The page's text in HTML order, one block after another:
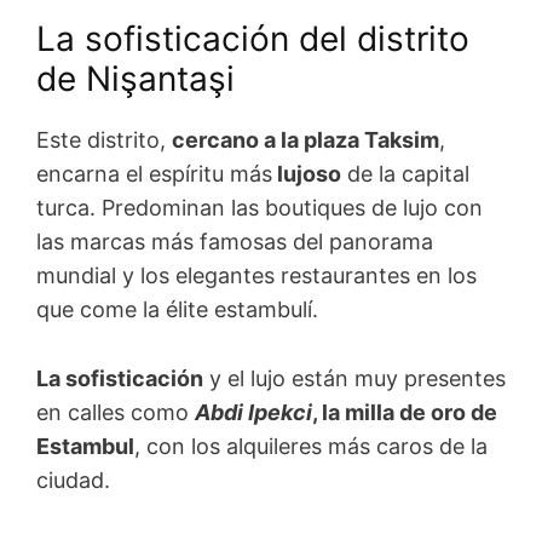
La sofisticación del distrito
de Nişantaşi
Este distrito, cercano a la plaza Taksim,
encarna el espíritu más lujoso de la capital
turca. Predominan las boutiques de lujo con
las marcas más famosas del panorama
mundial y los elegantes restaurantes en los
que come la élite estambulí.
La sofisticación y el lujo están muy presentes
en calles como Abdi Ipekci, la milla de oro de
Estambul, con los alquileres más caros de la
ciudad.